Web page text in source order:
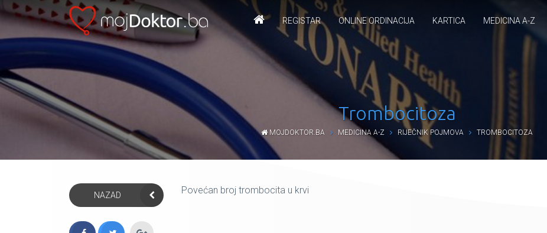
REGISTAR ONLINE ORDINACIJA KARTICA MEDICINA A-Z
Trombocitoza
MOJDOKTOR.BA MEDICINA A-Z RIJEČNIK POJMOVA TROMBOCITOZA
NAZAD Povećan broj trombocita u krvi